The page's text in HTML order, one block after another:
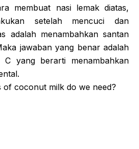
membuat nasi lemak diatas,
setelah mencuci dan
adalah menambahkan santan
jawaban yang benar adalah
C yang berarti menambahkan
of coconut milk do we need?